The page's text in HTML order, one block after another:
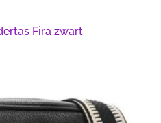
Fira zwart